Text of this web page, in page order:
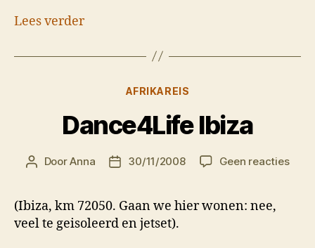
Lees verder
Categorieën
AFRIKAREIS
Dance4Life Ibiza
Berichtauteur
DoorAnna Berichtdatum
30/11/2008 Geen reactiesop
(Ibiza, km 72050. Gaan we hier wonen: nee,
veel te geisoleerd en jetset).